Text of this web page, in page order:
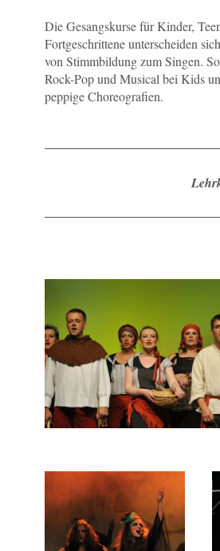
Die Gesangskurse für Kinder,
Fortgeschrittene unterscheiden
von Stimmbildung zum Singen.
Rock-Pop und Musical bei Kids
peppige Choreografien.